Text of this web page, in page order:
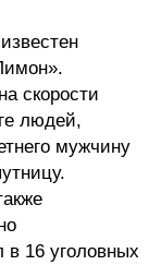
скорости
людей,
мужчину
в 16 уголовных